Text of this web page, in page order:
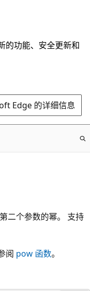
的功能、安全更新和
Edge 的详细信息
二个参数的幂。 支持
阅 pow 函数。